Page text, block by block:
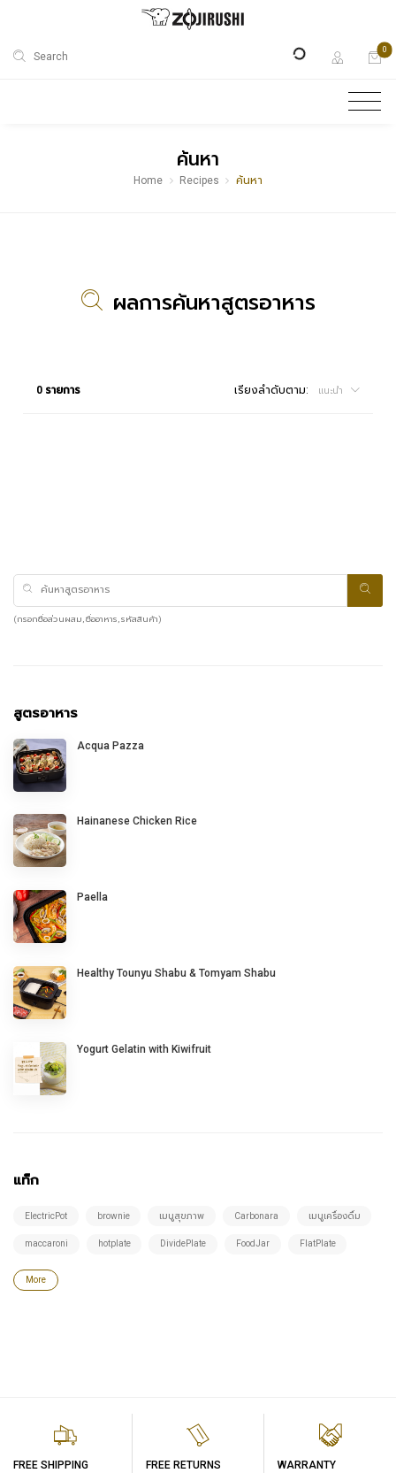
Search
0
ค้นหา
Home Recipes ค้นหา
ผลการค้นหาสูตรอาหาร
0 รายการ เรียงลำดับตาม: แนะนำ
(กรอกชื่อส่วนผสม, ชื่ออาหาร, รหัสสินค้า)
สูตรอาหาร
Acqua Pazza
Hainanese Chicken Rice
Paella
Healthy Tounyu Shabu & Tomyam Shabu
Yogurt Gelatin with Kiwifruit
แท็ก
ElectricPot brownie เมนูสุขภาพ Carbonara เมนูเครื่องดื่ม
maccaroni hotplate DividePlate FoodJar FlatPlate
More
FREE SHIPPING
FREE RETURNS
WARRANTY